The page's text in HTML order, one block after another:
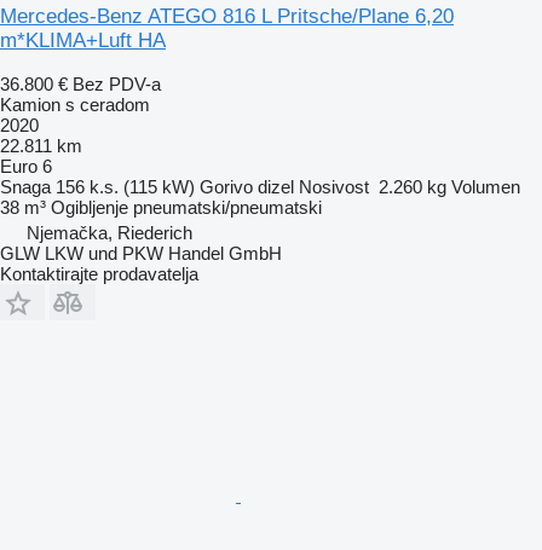
Mercedes-Benz ATEGO 816 L Pritsche/Plane 6,20
m*KLIMA+Luft HA
36.800 € Bez PDV-a
Kamion s ceradom
2020
22.811 km
Euro 6
Snaga 156 k.s. (115 kW) Gorivo dizel Nosivost 2.260 kg Volumen
38 m³ Ogibljenje pneumatski/pneumatski
Njemačka, Riederich
GLW LKW und PKW Handel GmbH
Kontaktirajte prodavatelja